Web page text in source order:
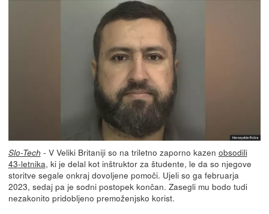
Slo-Tech - V Veliki Britaniji so na triletno zaporno kazen obsodili
43-letnika, ki je delal kot inštruktor za študente, le da so njegove
storitve segale onkraj dovoljene pomoči. Ujeli so ga februarja
2023, sedaj pa je sodni postopek končan. Zasegli mu bodo tudi
nezakonito pridobljeno premoženjsko korist.